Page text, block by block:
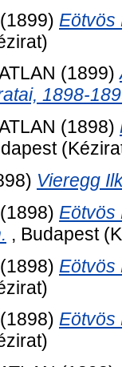
(1899) Eötvös
(1899)
1898-
(1898)
Vieregg
(1898) Eötvös
, Budapest
(1898) Eötvös
(1898) Eötvös